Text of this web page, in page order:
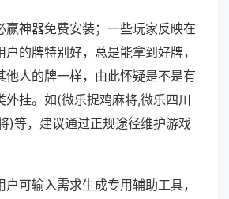
赢神器免费安装；一些玩家反映在
的牌特别好，总是能拿到好牌，
他人的牌一样，由此怀疑是不是有
外挂。如(微乐捉鸡麻将,微乐四川
)等，建议通过正规途径维护游戏
可输入需求生成专用辅助工具，